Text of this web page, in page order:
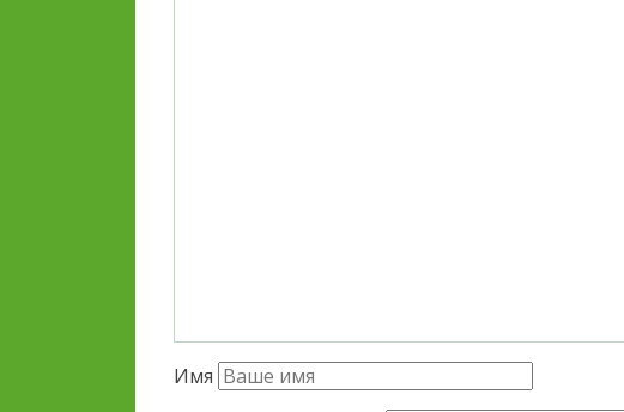
Имя